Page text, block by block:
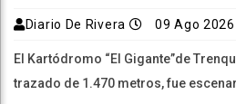
Diario De Rivera 09 Ago 2026
El Kartódromo “El Gigante”de
trazado de 1.470 metros, fue